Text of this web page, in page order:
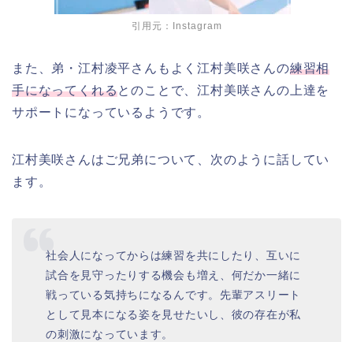
引用元：Instagram
また、弟・江村凌平さんもよく江村美咲さんの練習相
手になってくれるとのことで、江村美咲さんの上達を
サポートになっているようです。
江村美咲さんはご兄弟について、次のように話してい
ます。
社会人になってからは練習を共にしたり、互いに
試合を見守ったりする機会も増え、何だか一緒に
戦っている気持ちになるんです。先輩アスリート
として見本になる姿を見せたいし、彼の存在が私
の刺激になっています。